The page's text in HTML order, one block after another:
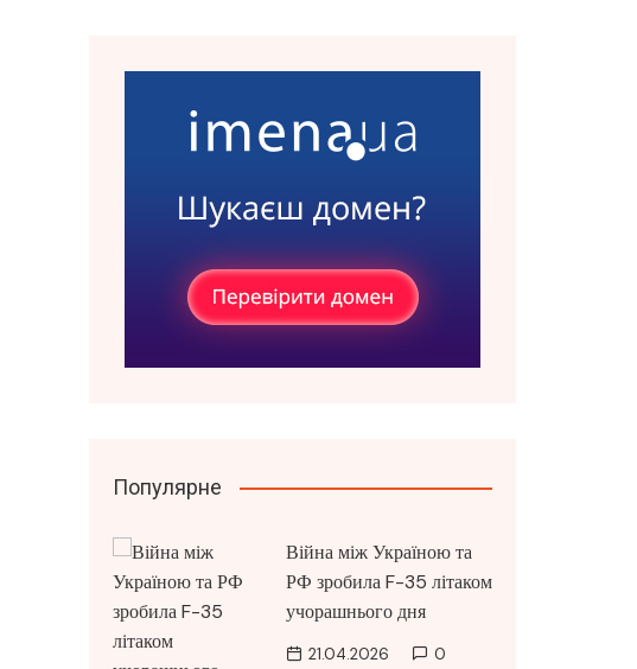
Популярне
Війна між Україною та
РФ зробила F-35 літаком
учорашнього дня
21.04.2026 0